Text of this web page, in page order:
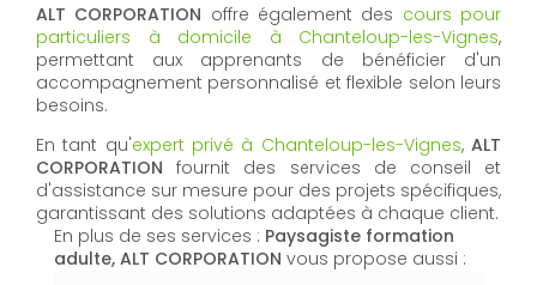
ALT CORPORATION offre également des cours pour
particuliers à domicile à Chanteloup-les-Vignes,
permettant aux apprenants de bénéficier d'un
accompagnement personnalisé et flexible selon leurs
besoins.
En tant qu'expert privé à Chanteloup-les-Vignes,ALT
CORPORATION fournit des services de conseil et
d'assistance sur mesure pour des projets spécifiques,
garantissant des solutions adaptées à chaque client.
En plus de ses services : Paysagiste formation
adulte, ALT CORPORATION vous propose aussi :